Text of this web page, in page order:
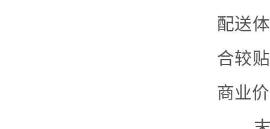
配送
合较
商业